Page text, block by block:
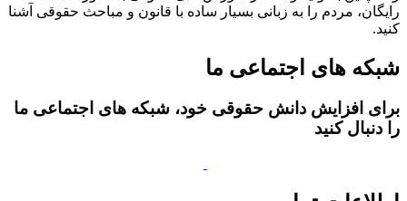
رایگان، مردم را به زبانی بسیار ساده با قانون و مباحث حقوقی آشنا
کنید.
شبکه های اجتماعی ما
برای افزایش دانش حقوقی خود، شبکه های اجتماعی ما
را دنبال کنید